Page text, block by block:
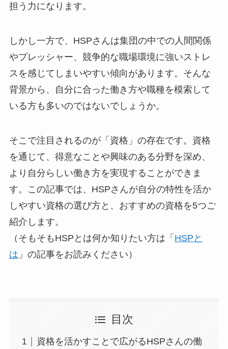
担う力になります。
しかし一方で、HSPさんは集団の中での人間関係
やプレッシャー、競争的な職場環境に強いストレ
スを感じてしまいやすい傾向があります。そんな
背景から、自分に合った働き方や職種を模索して
いる方も多いのではないでしょうか。
そこで注目されるのが「資格」の存在です。資格
を通じて、得意なことや興味のある分野を深め、
より自分らしい働き方を実現することができま
す。この記事では、HSPさんが自分の特性を活か
しやすい資格の選び方と、おすすめの資格を5つご
紹介します。
（そもそもHSPとは何か知りたい方は「 HSPと
は 」の記事をお読みください）
目次
資格を活かすことで広がるHSPさんの働